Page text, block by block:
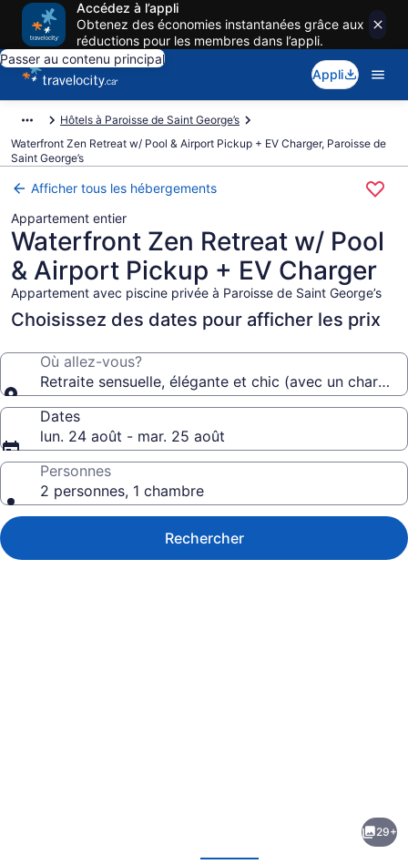
Accédez à l’appli
Obtenez des économies instantanées grâce aux
réductions pour les membres dans l’appli.
Passer au contenu principal
Appli
Hôtels à Paroisse de Saint George’s
Waterfront Zen Retreat w/ Pool & Airport Pickup + EV Charger, Paroisse de
Saint George’s
Afficher tous les hébergements
Appartement entier
Waterfront Zen Retreat w/ Pool
& Airport Pickup + EV Charger
Appartement avec piscine privée à Paroisse de Saint George’s
Choisissez des dates pour afficher les prix
Où allez-vous?
Retraite sensuelle, élégante et chic (avec un
Dates
lun. 24 août - mar. 25 août
Personnes
2 personnes, 1 chambre
Rechercher
29+